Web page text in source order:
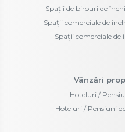
Spații de birouri de
Spații comerciale de
Spații comerciale
Vânzări
Hoteluri /
Hoteluri / Pensiuni